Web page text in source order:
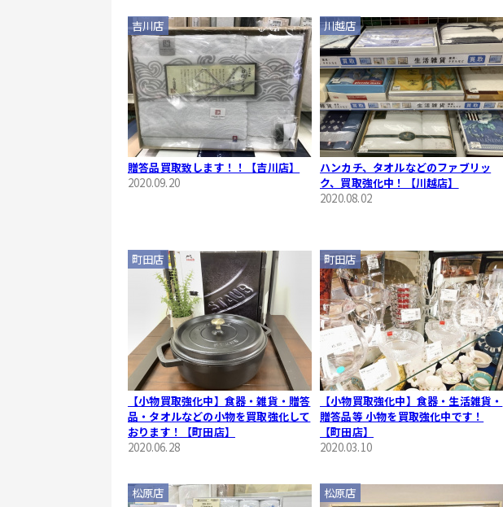
贈答品買取致します！！【吉川店】
2020.09.20
吉川店
ハンカチ、タオルなどのファブリッ
ク、買取強化中！【川越店】
2020.08.02
川越店
【小物買取強化中】食器・雑貨・贈答
品・タオルなどの小物を買取強化して
おります！【町田店】
2020.06.28
町田店
【小物買取強化中】食器・生活雑貨・
贈答品等 小物を買取強化中です！
【町田店】
2020.03.10
町田店
松原店 松原店